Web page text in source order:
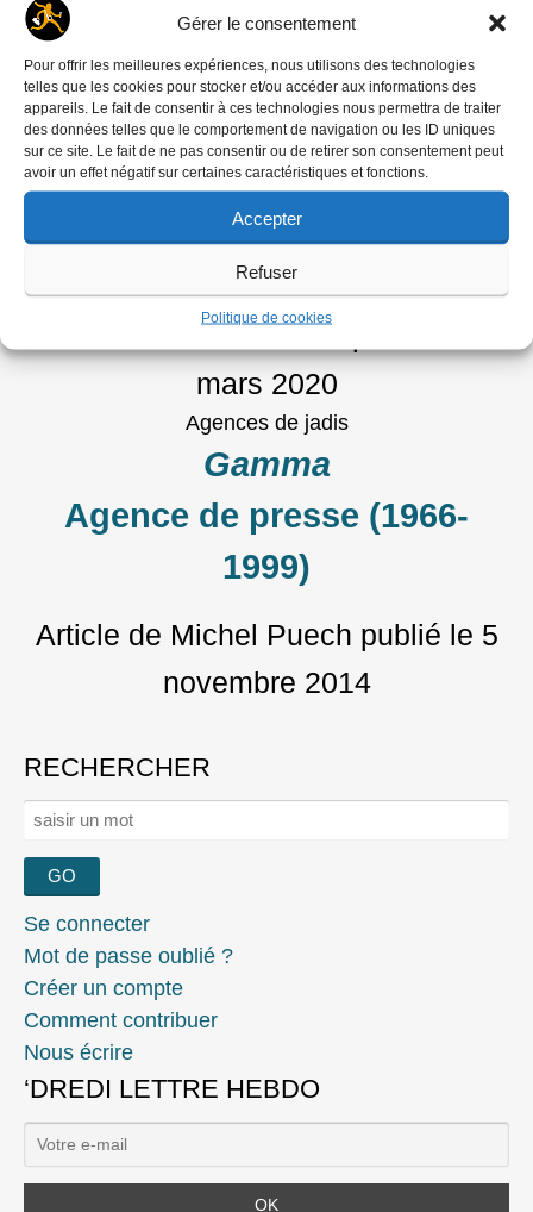
Gérer le consentement
Pour offrir les meilleures expériences, nous utilisons des technologies
telles que les cookies pour stocker et/ou accéder aux informations des
appareils. Le fait de consentir à ces technologies nous permettra de traiter
des données telles que le comportement de navigation ou les ID uniques
sur ce site. Le fait de ne pas consentir ou de retirer son consentement peut
avoir un effet négatif sur certaines caractéristiques et fonctions.
Accepter
Refuser
Politique de cookies
Article de la rédactionpublié le
17
mai 2020
Agences de jadis
Les Reporters Associés
Agence de presse française
(1953-1971)
Article de Michel Puech
mars 2020
Agences de jadis
Gamma
Agence de presse (1966-
1999)
Article de Michel Puech publié le 5
novembre 2014
RECHERCHER
Rechercher :
Se connecter
Mot de passe oublié ?
Créer un compte
Comment contribuer
Nous écrire
‘DREDI LETTRE HEBDO